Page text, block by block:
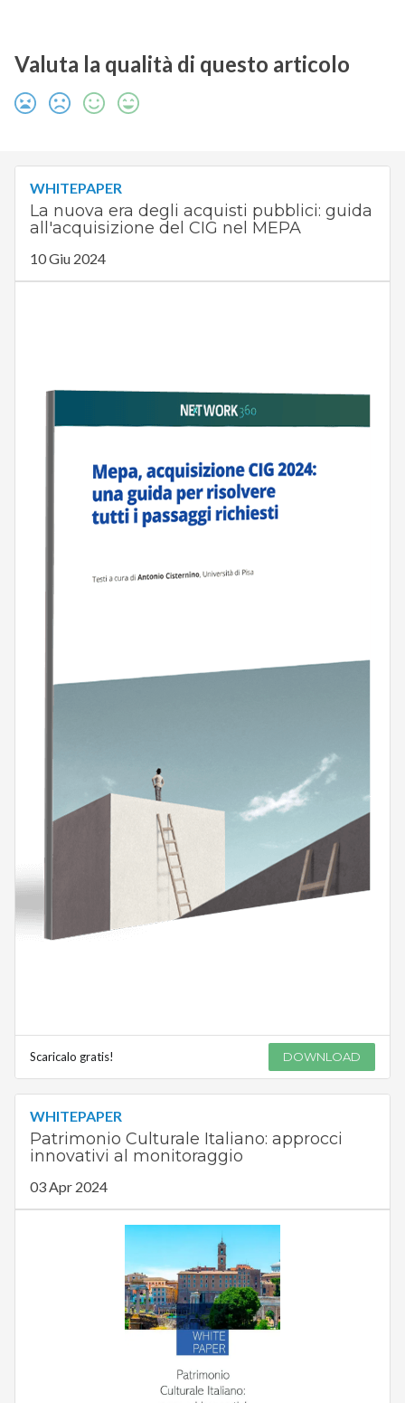
Valuta la qualità di questo articolo
WHITEPAPER
La nuova era degli acquisti pubblici: guida
all'acquisizione del CIG nel MEPA
10 Giu 2024
Scaricalo gratis! DOWNLOAD
WHITEPAPER
Patrimonio Culturale Italiano: approcci
innovativi al monitoraggio
03 Apr 2024